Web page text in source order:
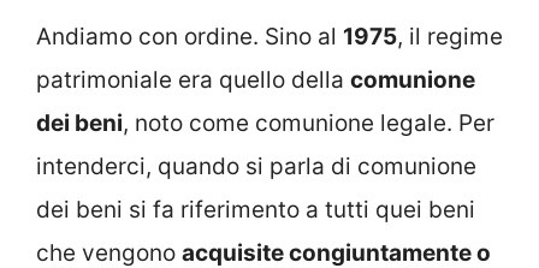
Andiamo con ordine. Sino al 1975, il regime
patrimoniale era quello della comunione
dei beni, noto come comunione legale. Per
intenderci, quando si parla di comunione
dei beni si fa riferimento a tutti quei beni
che vengono acquisite congiuntamente o